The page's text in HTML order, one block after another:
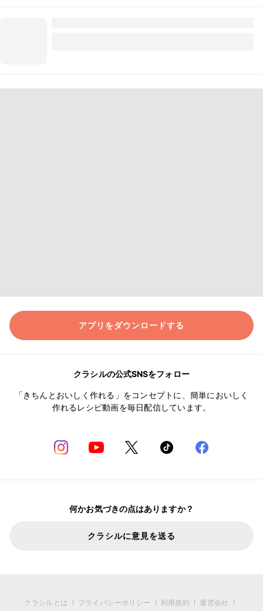
アプリをダウンロードする
クラシルの公式SNSをフォロー
「きちんとおいしく作れる」をコンセプトに、簡単においしく
作れるレシピ動画を毎日配信しています。
何かお気づきの点はありますか？
クラシルに意見を送る
クラシルとは プライバシーポリシー 利用規約 運営会社